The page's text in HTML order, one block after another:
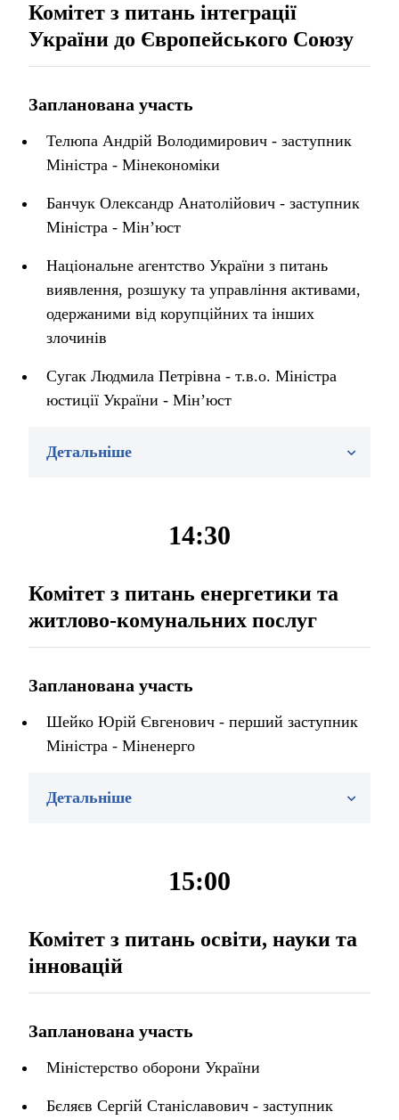
Комітет з питань інтеграції
України до Європейського Союзу
Запланована участь
Телюпа Андрій Володимирович - заступник
Міністра - Мінекономіки
Банчук Олександр Анатолійович - заступник
Міністра - Мін’юст
Національне агентство України з питань
виявлення, розшуку та управління активами,
одержаними від корупційних та інших
злочинів
Сугак Людмила Петрівна - т.в.о. Міністра
юстиції України - Мін’юст
Детальніше
14:30
Комітет з питань енергетики та
житлово-комунальних послуг
Запланована участь
Шейко Юрій Євгенович - перший заступник
Міністра - Міненерго
Детальніше
15:00
Комітет з питань освіти, науки та
інновацій
Запланована участь
Міністерство оборони України
Бєляєв Сергій Станіславович - заступник